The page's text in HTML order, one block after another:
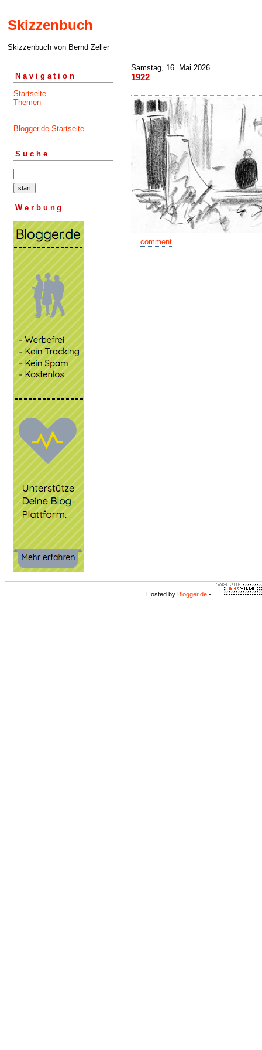
Skizzenbuch
Skizzenbuch von Bernd Zeller
Navigation
Startseite
Themen
Blogger.de Startseite
Suche
Werbung
Samstag, 16. Mai 2026
1922
... comment
Hosted by Blogger.de -